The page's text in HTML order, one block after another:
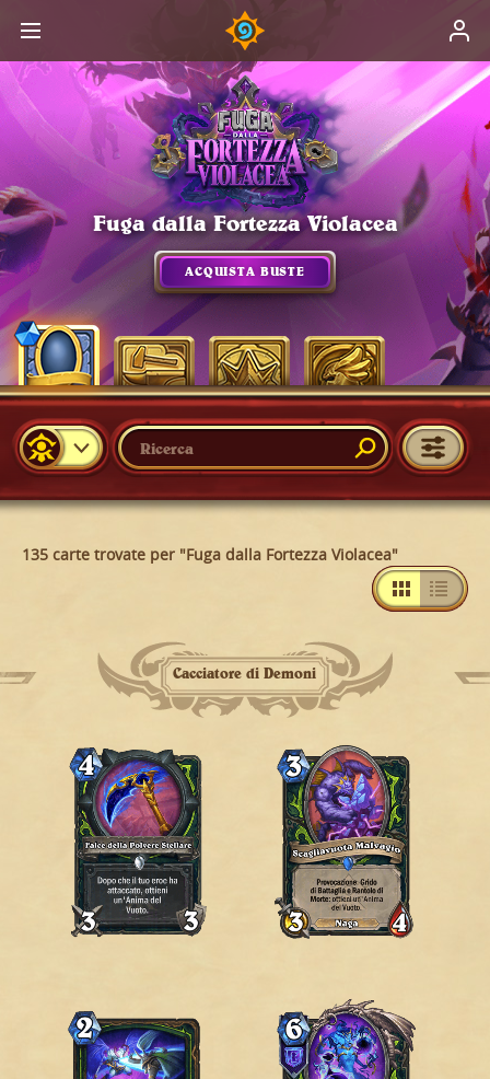
Fuga dalla Fortezza Violacea
ACQUISTA BUSTE
135 carte trovate per "Fuga dalla Fortezza Violacea"
Cacciatore di Demoni